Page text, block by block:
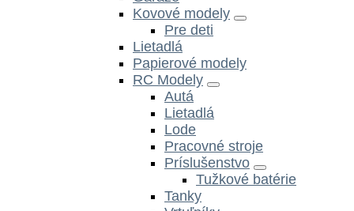
Kovové modely
Pre deti
Lietadlá
Papierové modely
RC Modely
Autá
Lietadlá
Lode
Pracovné stroje
Príslušenstvo
Tužkové batérie
Tanky